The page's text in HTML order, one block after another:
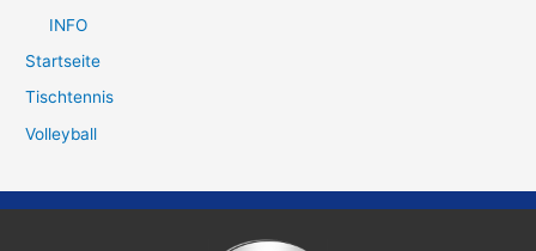
INFO
Startseite
Tischtennis
Volleyball